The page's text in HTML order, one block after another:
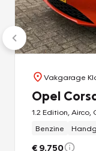
Afleverpakket optie
- APK nieuw
- Afleverbeurt
- 6 maand
Prijs: 495,- EUR
Afleverpakket optie
- APK nieuw
- Afleverbeurt
Vakgarage
Opel
Benzine
€ 9.750